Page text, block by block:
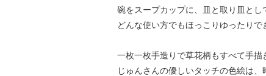
碗をスープカップに、皿と取り皿とし
どんな使い方でもほっこりゆったりで
一枚一枚手造りで草花柄もすべて手描
じゅんさんの優しいタッチの色絵は